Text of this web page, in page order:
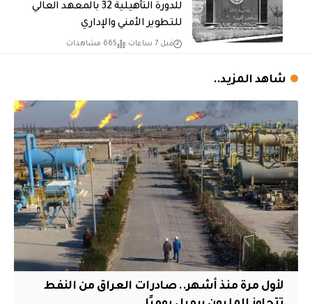
للدورة التأهيلية 32 بالمعهد العالي
للتطوير الأمني والإداري
قبل 7 ساعات 665 مشاهدات
شاهد المزيد..
لأول مرة منذ أشهر.. صادرات العراق من النفط